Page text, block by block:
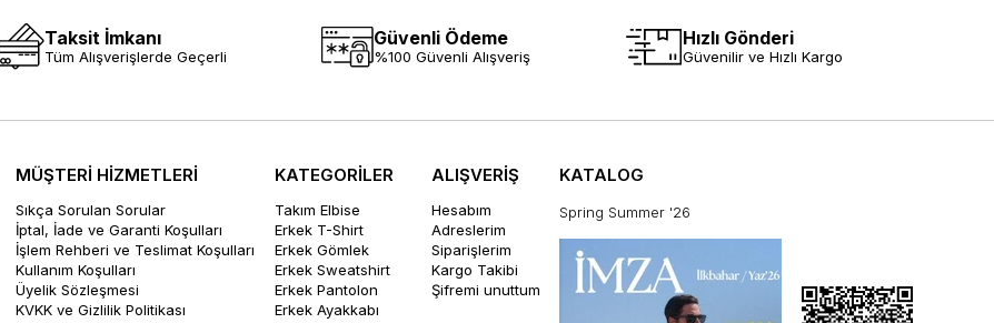
Taksit İmkanı
Tüm Alışverişlerde Geçerli
Güvenli Ödeme
%100 Güvenli Alışveriş
Hızlı Gönderi
Güvenilir ve Hızlı Kargo
MÜŞTERİ HİZMETLERİ
Sıkça Sorulan Sorular
İptal, İade ve Garanti Koşulları
İşlem Rehberi ve Teslimat Koşulları
Kullanım Koşulları
Üyelik Sözleşmesi
KVKK ve Gizlilik Politikası
KATEGORİLER
Takım Elbise
Erkek T-Shirt
Erkek Gömlek
Erkek Sweatshirt
Erkek Pantolon
Erkek Ayakkabı
ALIŞVERİŞ
Hesabım
Adreslerim
Siparişlerim
Kargo Takibi
Şifremi unuttum
KATALOG
Spring Summer '26